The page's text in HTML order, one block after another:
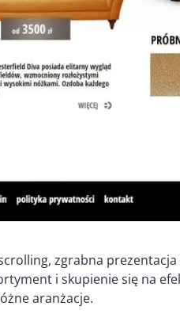
zgrabna
i skupienie się na
aranżacje.